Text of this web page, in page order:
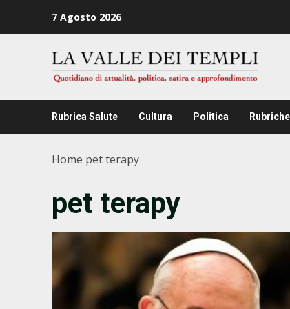
7 Agosto 2026
Rubrica Salute Cultura Politica Rubriche
Home pet terapy
pet terapy